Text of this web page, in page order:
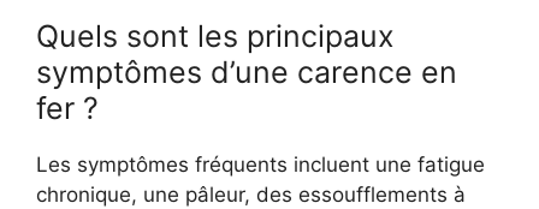
Quels sont les principaux
symptômes d’une carence en
fer ?
Les symptômes fréquents incluent une fatigue
chronique, une pâleur, des essoufflements à